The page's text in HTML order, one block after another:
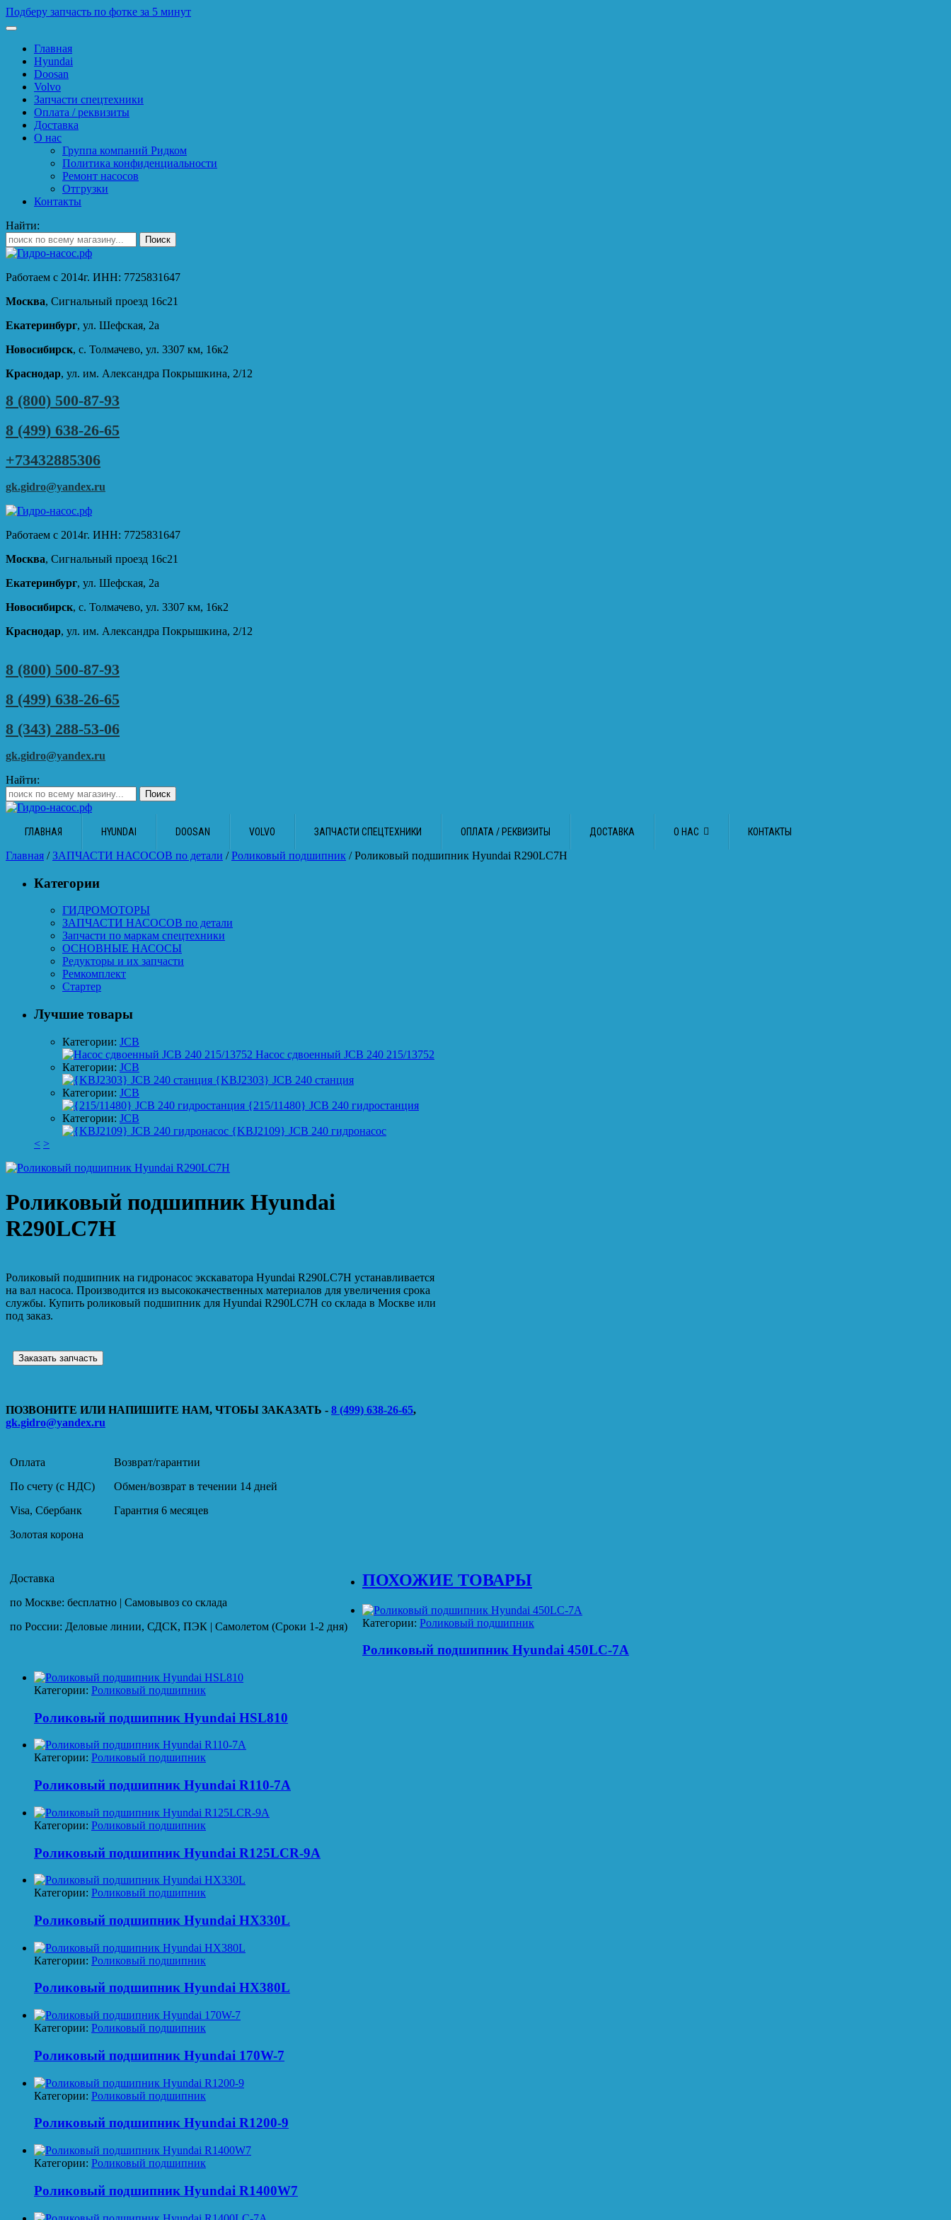
Подберу запчасть по фотке за 5 минут
Главная
Hyundai
Doosan
Volvo
Запчасти спецтехники
Оплата / реквизиты
Доставка
О нас
Группа компаний Ридком
Политика конфиденциальности
Ремонт насосов
Отгрузки
Контакты
Найти:
Работаем с 2014г. ИНН: 7725831647
Москва, Сигнальный проезд 16с21
Екатеринбург, ул. Шефская, 2а
Новосибирск, с. Толмачево, ул. 3307 км, 16к2
Краснодар, ул. им. Александра Покрышкина, 2/12
8 (800) 500-87-93
8 (499) 638-26-65
+73432885306
gk.gidro@yandex.ru
Работаем с 2014г. ИНН: 7725831647
Москва, Сигнальный проезд 16с21
Екатеринбург, ул. Шефская, 2а
Новосибирск, с. Толмачево, ул. 3307 км, 16к2
Краснодар, ул. им. Александра Покрышкина, 2/12
8 (800) 500-87-93
8 (499) 638-26-65
8 (343) 288-53-06
gk.gidro@yandex.ru
Найти:
ГЛАВНАЯ HYUNDAI DOOSAN VOLVO ЗАПЧАСТИ СПЕЦТЕХНИКИ ОПЛАТА / РЕКВИЗИТЫ ДОСТАВКА О НАС КОНТАКТЫ
Главная /ЗАПЧАСТИ НАСОСОВ по детали /Роликовый подшипник / Роликовый подшипник Hyundai R290LC7H
Категории
ГИДРОМОТОРЫ
ЗАПЧАСТИ НАСОСОВ по детали
Запчасти по маркам спецтехники
ОСНОВНЫЕ НАСОСЫ
Редукторы и их запчасти
Ремкомплект
Стартер
Лучшие товары
Категории: JCB
Насос сдвоенный JCB 240 215/13752
Категории: JCB
{KBJ2303} JCB 240 станция
Категории: JCB
{215/11480} JCB 240 гидростанция
Категории: JCB
{KBJ2109} JCB 240 гидронасос
< >
Роликовый подшипник Hyundai
R290LC7H
Роликовый подшипник на гидронасос экскаватора Hyundai R290LC7H устанавливается
на вал насоса. Производится из высококачественных материалов для увеличения срока
службы. Купить роликовый подшипник для Hyundai R290LC7H со склада в Москве или
под заказ.
Заказать запчасть
ПОЗВОНИТЕ ИЛИ НАПИШИТЕ НАМ, ЧТОБЫ ЗАКАЗАТЬ - 8 (499) 638-26-65,
gk.gidro@yandex.ru
Оплата
По счету (с НДС)
Visa, Сбербанк
Золотая корона
Возврат/гарантии
Обмен/возврат в течении 14 дней
Гарантия 6 месяцев
Доставка
по Москве: бесплатно | Самовывоз со склада
по России: Деловые линии, СДСК, ПЭК | Самолетом (Сроки 1-2 дня)
ПОХОЖИЕ ТОВАРЫ
Категории: Роликовый подшипник
Роликовый подшипник Hyundai 450LC-7A
Категории: Роликовый подшипник
Роликовый подшипник Hyundai HSL810
Категории: Роликовый подшипник
Роликовый подшипник Hyundai R110-7A
Категории: Роликовый подшипник
Роликовый подшипник Hyundai R125LCR-9A
Категории: Роликовый подшипник
Роликовый подшипник Hyundai HX330L
Категории: Роликовый подшипник
Роликовый подшипник Hyundai HX380L
Категории: Роликовый подшипник
Роликовый подшипник Hyundai 170W-7
Категории: Роликовый подшипник
Роликовый подшипник Hyundai R1200-9
Категории: Роликовый подшипник
Роликовый подшипник Hyundai R1400W7